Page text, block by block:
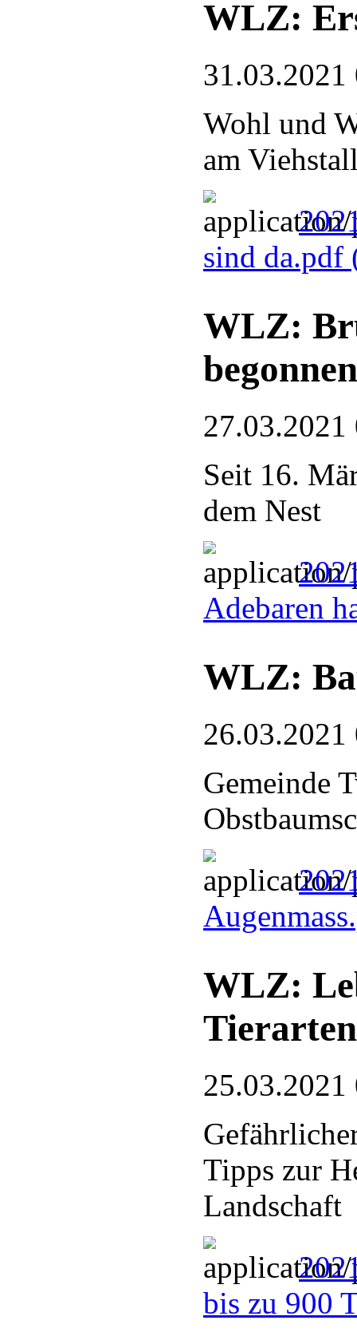
WLZ:
31.03.2021
Wohl und
am
sind da.pdf
WLZ:
begonnen
27.03.2021
Seit 16.
dem Nest
Adebaren
WLZ:
26.03.2021
Gemeinde
WLZ:
Tierarten
25.03.2021
Tipps zur
Landschaft
bis zu 900